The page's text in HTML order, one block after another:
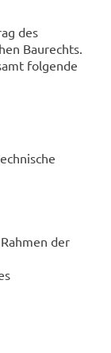
des
Baurechts.
folgende
der